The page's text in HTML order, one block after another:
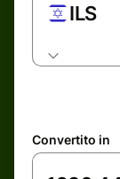
ILS
Convertito in